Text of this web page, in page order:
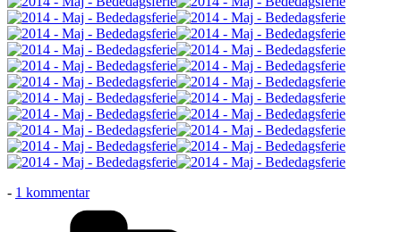
- 1 kommentartil
Feldballe
Forsamlingshus,